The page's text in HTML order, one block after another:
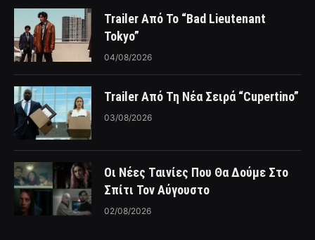
Trailer Από Το “Bad Lieutenant
Tokyo”
04/08/2026
Trailer Από Τη Νέα Σειρά “Cupertino”
03/08/2026
Οι Νέες Ταινίες Που Θα Δούμε Στο
Σπίτι Τον Αύγουστο
02/08/2026